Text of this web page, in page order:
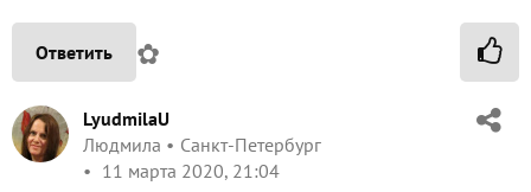
Ответить ✿
LyudmilaU
Людмила
Санкт-Петербург
11 марта 2020, 21:04